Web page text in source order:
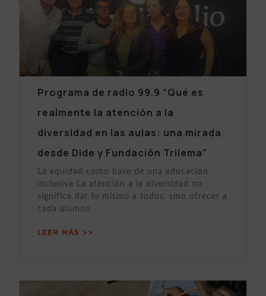
Programa de radio 99.9 “Qué es
realmente la atención a la
diversidad en las aulas: una mirada
desde Dide y Fundación Trilema”
La equidad como base de una educación
inclusiva La atención a la diversidad no
significa dar lo mismo a todos, sino ofrecer a
cada alumno
LEER MÁS >>